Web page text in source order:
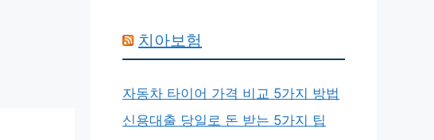
치아보험
자동차 타이어 가격 비교 5가지 방법
신용대출 당일로 돈 받는 5가지 팁